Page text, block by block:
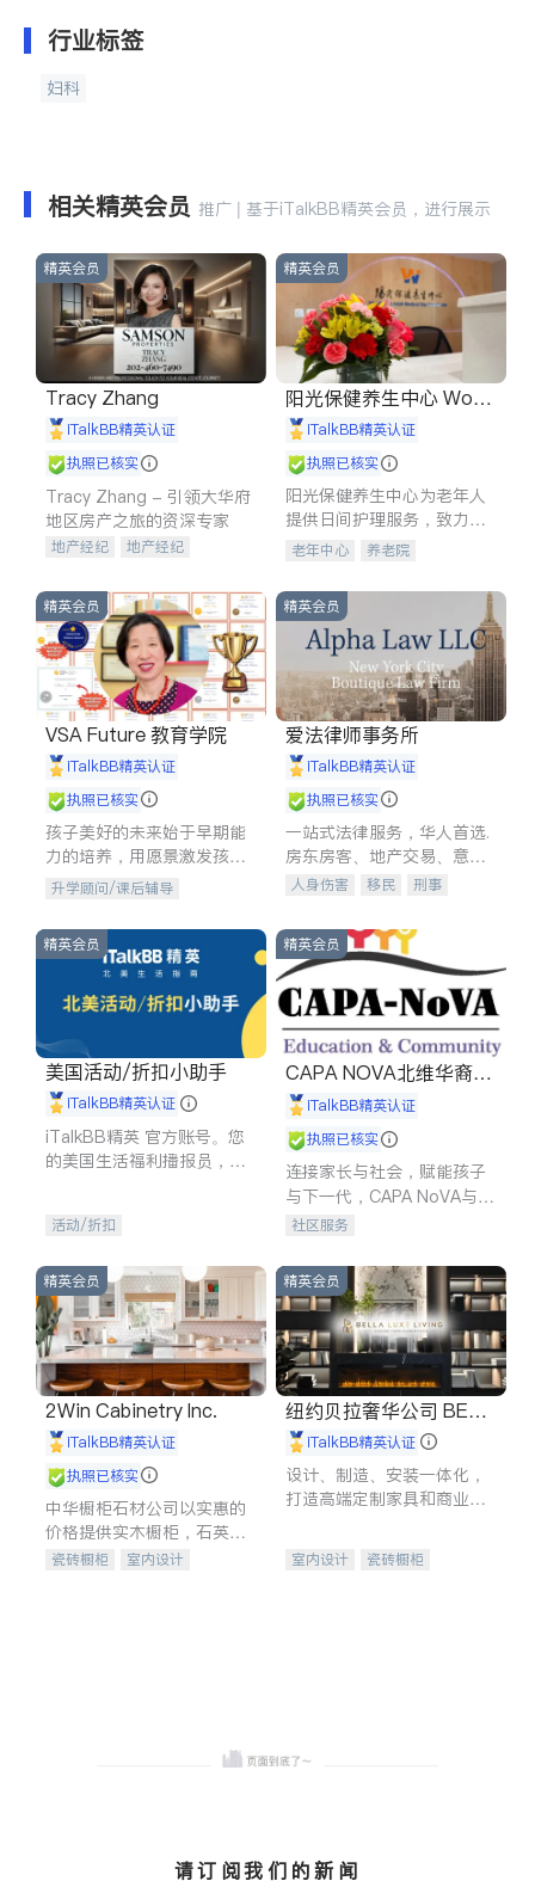
行业标签
妇科
相关精英会员 推广 | 基于iTalkBB精英会员，进行展示
精英会员
Tracy Zhang
iTalkBB精英认证
执照已核实
Tracy Zhang - 引领大华府
地区房产之旅的资深专家
地产经纪
地产经纪
商铺租售
开发商建商
精英会员
阳光保健养生中心 World
shine
iTalkBB精英认证
执照已核实
阳光保健养生中心为老年人
提供日间护理服务，致力于
通过持续的护理创新来有效
老年中心 养老院
精英会员
VSA Future 教育学院
iTalkBB精英认证
执照已核实
孩子美好的未来始于早期能
力的培养，用愿景激发孩子
的学习潜力和动力。理念：
拥有成长型心态是成功的基
石。
升学顾问/课后辅导
精英会员
爱法律师事务所
iTalkBB精英认证
执照已核实
一站式法律服务，华人首选.
房东房客、地产交易、意外
伤害、车祸重伤、商业诉
建筑合同、刑事案件全包办
人身伤害 移民
刑事
信托/遗嘱
商业
索赔
律师-其它 保释
精英会员
美国活动/折扣小助手
iTalkBB精英认证
iTalkBB精英 官方账号。您
的美国生活福利播报员，精
专属福利。
活动/折扣
精英会员
CAPA NOVA北维华裔家
长会iTalkBB精英认证
执照已核实
连接家长与社会，赋能孩子
与下一代，CAPA NoVA与您
携手建设包容、公平、充满
社区服务
精英会员
2Win Cabinetry Inc.
iTalkBB精英认证
执照已核实
中华橱柜石材公司以实惠的
价格提供实木橱柜，石英石
台面，多种优质不锈钢水
瓷砖橱柜
室内设计
精英会员
纽约贝拉奢华公司 BELL
A LUXE
iTalkBB精英认证
设计、制造、安装一体化，
打造高端定制家具和商业空
室内设计
瓷砖橱柜
请订阅我们的新闻